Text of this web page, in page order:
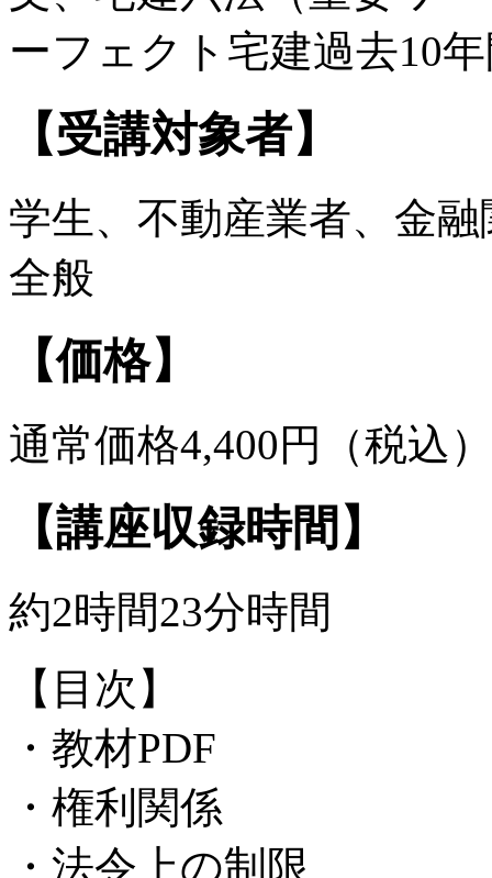
ーフェクト宅建過去10
【受講対象者】
学生、不動産業者、金
全般
【価格】
通常価格4,400円（税込）
【講座収録時間】
約2時間23分時間
【目次】
・教材PDF
・権利関係
・法令上の制限